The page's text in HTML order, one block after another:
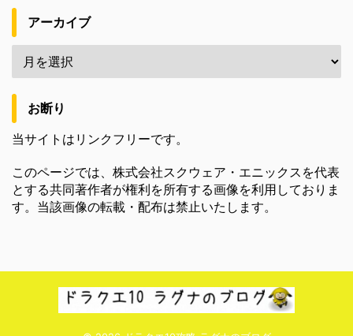
アーカイブ
お断り
当サイトはリンクフリーです。
このページでは、株式会社スクウェア・エニックスを代表
とする共同著作者が権利を所有する画像を利用しておりま
す。当該画像の転載・配布は禁止いたします。